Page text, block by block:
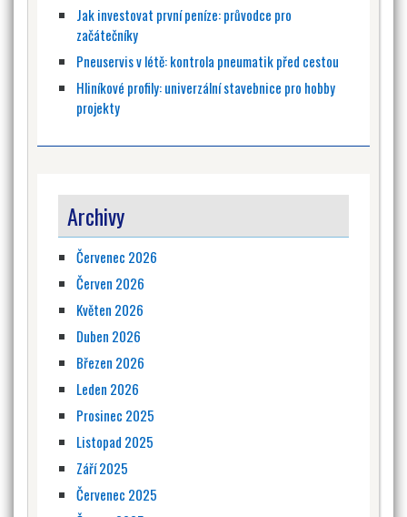
Jak investovat první peníze: průvodce pro
začátečníky
Pneuservis v létě: kontrola pneumatik před cestou
Hliníkové profily: univerzální stavebnice pro hobby
projekty
Archivy
Červenec 2026
Červen 2026
Květen 2026
Duben 2026
Březen 2026
Leden 2026
Prosinec 2025
Listopad 2025
Září 2025
Červenec 2025